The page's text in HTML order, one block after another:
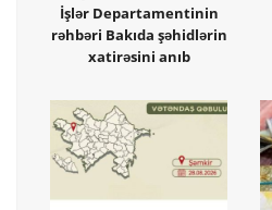
İşlər Departamentinin
rəhbəri Bakıda şəhidlərin
xatirəsini anıb